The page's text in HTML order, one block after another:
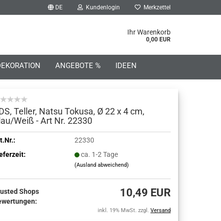
DE Kundenlogin
erstellen
vergessen?
Merkzettel
Ihr Warenkorb
0,00 EUR
ANGEBOTE % IDEEN
Teller, Natsu Tokusa, Ø 22 x 4 cm,
Weiß - Art Nr. 22330
22330
ca. 1-2 Tage
(Ausland abweichend)
Shops
10,49 EUR
inkl. 19% MwSt. zzgl. Versand